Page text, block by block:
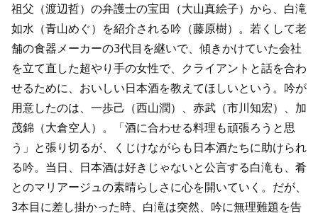
祖父（渡辺哲）の弁護士の宝田（大山真絵子）から、白滝
如水（青山めぐ）を紹介される吟（藤原樹）。若くして老
舗の食器メーカーの3代目を継いで、傾きかけていた会社
を立て直した超やり手の女性で、クライアントと話を合わ
せるために、おいしい日本酒を教えてほしいという。吟が
用意したのは、一歩己（西山潤）、赤武（市川知宏）、加
茂錦（大倉空人）。「酒に合わせる料理も頑張ろうと思
う」と張り切るが、くじけながらも日本酒たちに助けられ
る吟。当日、日本酒は好きじゃないと公言する白滝も、肴
とのマリアージュの素晴らしさに心を開いていく。だが、
3本目に差し掛かった時、白滝は突然、吟に無理難題を告